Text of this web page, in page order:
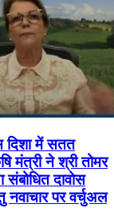
दिशा में सतत
मंत्री ने श्री तोमर
दावोस
नवाचार पर वर्चुअल